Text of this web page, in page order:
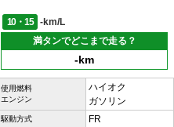
10・15
-km/L
満タンでどこまで走る？
-km
使用燃料
エンジン
ハイオク
ガソリン
駆動方式 FR